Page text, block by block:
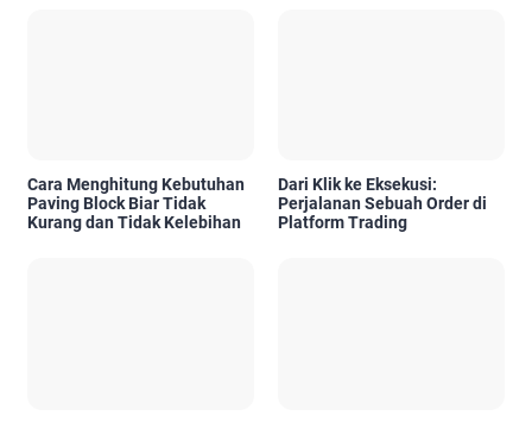
Cara Menghitung Kebutuhan
Paving Block Biar Tidak
Kurang dan Tidak Kelebihan
Dari Klik ke Eksekusi:
Perjalanan Sebuah Order di
Platform Trading